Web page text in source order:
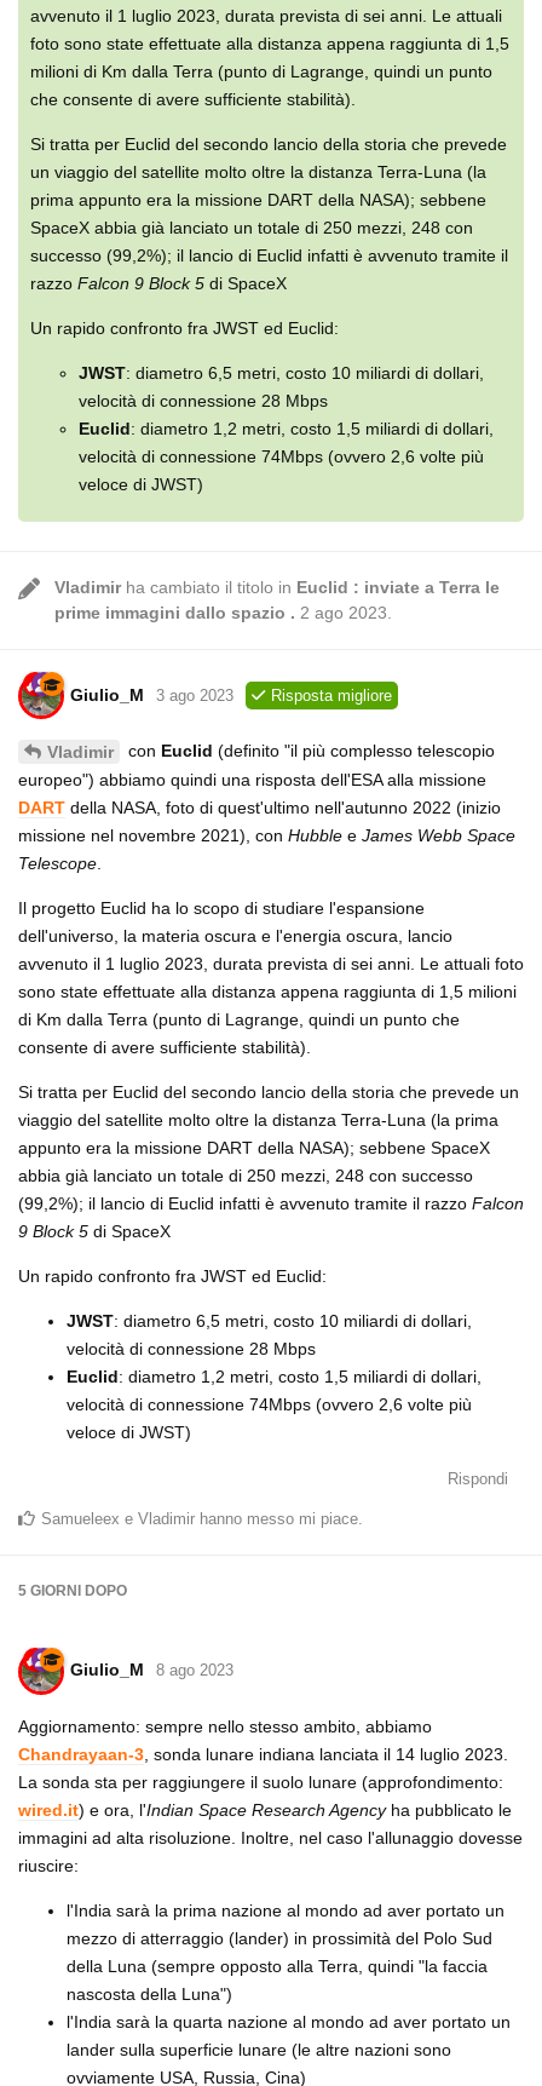
avvenuto il 1 luglio 2023, durata prevista di sei anni. Le attuali
foto sono state effettuate alla distanza appena raggiunta di 1,5
milioni di Km dalla Terra (punto di Lagrange, quindi un punto
che consente di avere sufficiente stabilità).
Si tratta per Euclid del secondo lancio della storia che prevede
un viaggio del satellite molto oltre la distanza Terra-Luna (la
prima appunto era la missione DART della NASA); sebbene
SpaceX abbia già lanciato un totale di 250 mezzi, 248 con
successo (99,2%); il lancio di Euclid infatti è avvenuto tramite il
razzo Falcon 9 Block 5 di SpaceX
Un rapido confronto fra JWST ed Euclid:
JWST: diametro 6,5 metri, costo 10 miliardi di dollari,
velocità di connessione 28 Mbps
Euclid: diametro 1,2 metri, costo 1,5 miliardi di dollari,
velocità di connessione 74Mbps (ovvero 2,6 volte più
veloce di JWST)
Vladimirha cambiato il titolo in Euclid : inviate a Terra le
prime immagini dallo spazio . 2 ago 2023
Giulio_M 3 ago 2023 Risposta migliore
Vladimir con Euclid (definito "il più complesso telescopio
europeo") abbiamo quindi una risposta dell'ESA alla missione
DART della NASA, foto di quest'ultimo nell'autunno 2022 (inizio
missione nel novembre 2021), con Hubble e James Webb Space
Telescope
Il progetto Euclid ha lo scopo di studiare l'espansione
dell'universo, la materia oscura e l'energia oscura, lancio
avvenuto il 1 luglio 2023, durata prevista di sei anni. Le attuali foto
sono state effettuate alla distanza appena raggiunta di 1,5 milioni
di Km dalla Terra (punto di Lagrange, quindi un punto che
consente di avere sufficiente stabilità).
Si tratta per Euclid del secondo lancio della storia che prevede un
viaggio del satellite molto oltre la distanza Terra-Luna (la prima
appunto era la missione DART della NASA); sebbene SpaceX
abbia già lanciato un totale di 250 mezzi, 248 con successo
(99,2%); il lancio di Euclid infatti è avvenuto tramite il razzo Falcon
9 Block 5 di SpaceX
Un rapido confronto fra JWST ed Euclid:
JWST: diametro 6,5 metri, costo 10 miliardi di dollari,
velocità di connessione 28 Mbps
Euclid: diametro 1,2 metri, costo 1,5 miliardi di dollari,
velocità di connessione 74Mbps (ovvero 2,6 volte più
veloce di JWST)
Rispondi
Samueleex e Vladimir hanno messo mi piace
5 GIORNI DOPO
Giulio_M 8 ago 2023
Aggiornamento: sempre nello stesso ambito, abbiamo
Chandrayaan-3 , sonda lunare indiana lanciata il 14 luglio 2023.
La sonda sta per raggiungere il suolo lunare (approfondimento:
wired.it) e ora, l'Indian Space Research Agencyha pubblicato le
immagini ad alta risoluzione. Inoltre, nel caso l'allunaggio dovesse
riuscire:
l'India sarà la prima nazione al mondo ad aver portato un
mezzo di atterraggio (lander) in prossimità del Polo Sud
della Luna (sempre opposto alla Terra, quindi "la faccia
nascosta della Luna")
l'India sarà la quarta nazione al mondo ad aver portato un
lander sulla superficie lunare (le altre nazioni sono
ovviamente USA, Russia, Cina)